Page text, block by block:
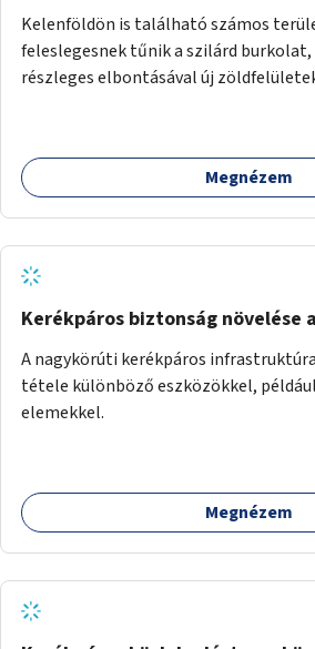
Kelenföldön is található számos
feleslegesnek tűnik a szilárd burkolat,
részleges elbontásával új
aszfaltos területek.
Megnézem
Kerékpáros biztonság növelése
A nagykörúti kerékpáros
tétele különböző eszközökkel,
elemekkel.
Megnézem